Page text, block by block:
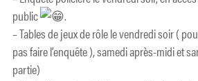
public
.
– Tables de jeux de rôle le vendredi soir (
pas faire l’enquête ), samedi après-midi et
partie)